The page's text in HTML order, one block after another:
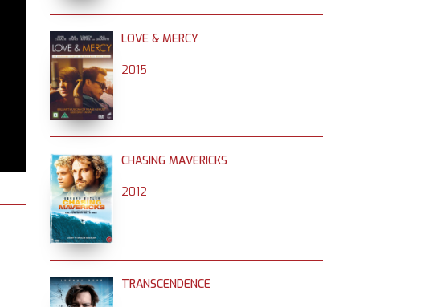
LOVE & MERCY
2015
CHASING MAVERICKS
2012
TRANSCENDENCE